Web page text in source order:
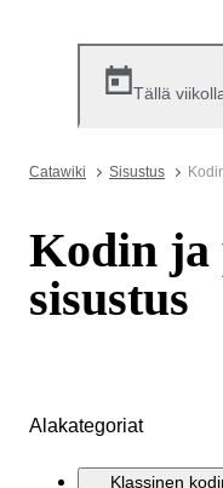
Tällä
Catawiki Sisustus
Kodin ja
sisustus
Alakategoriat
Klassinen